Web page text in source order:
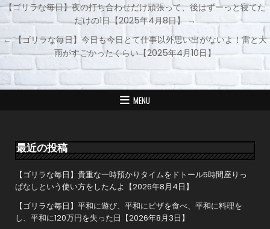
投
稿
ナ
ビ
ー
ョ
【ゴリラな毎日】夜の打ち合わせだけ頑張って、後はずーっと寝てた
だけの1日【2025年4月8日】 →
← 【ゴリラな毎日】今日も今日とて仕事以外思い出がないよ！雷と大
雨がすごかったくらい【2025年4月10日】
MENU
最近の投稿
【ゴリラな毎日】貴重な一時預かりタイムをドトール5時間座りっ
ぱなしという使い方をしたんよ【2026年8月4日】
【ゴリラな毎日】平和に遊び、平和にピザを食べ、平和に料理を
し、平和に120万円を失った日【2026年8月3日】